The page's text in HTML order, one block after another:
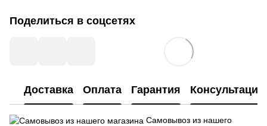
Поделиться в соцсетях
Доставка Оплата Гарантия Консультация
Самовывоз из нашего